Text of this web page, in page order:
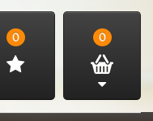
0 0